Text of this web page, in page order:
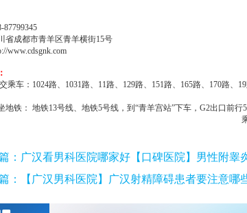
87799345
省成都市青羊区青羊横街15号
www.cdsgnk.com
乘车：1024路、1031路、11路、129路、151路、165路、170路
地铁： 地铁13号线、地铁5号线，到“青羊宫站”下车，G2出口前行
： 广汉看男科医院哪家好【口碑医院】男性附睾
：
【广汉男科医院】广汉射精障碍患者要注意哪